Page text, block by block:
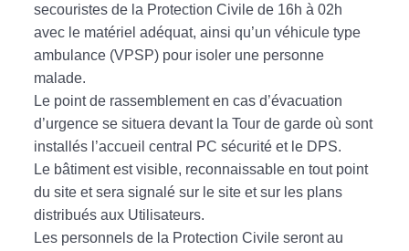
secouristes de la Protection Civile de 16h à 02h
avec le matériel adéquat, ainsi qu’un véhicule type
ambulance (VPSP) pour isoler une personne
malade.
Le point de rassemblement en cas d’évacuation
d’urgence se situera devant la Tour de garde où sont
installés l’accueil central PC sécurité et le DPS.
Le bâtiment est visible, reconnaissable en tout point
du site et sera signalé sur le site et sur les plans
distribués aux Utilisateurs.
Les personnels de la Protection Civile seront au